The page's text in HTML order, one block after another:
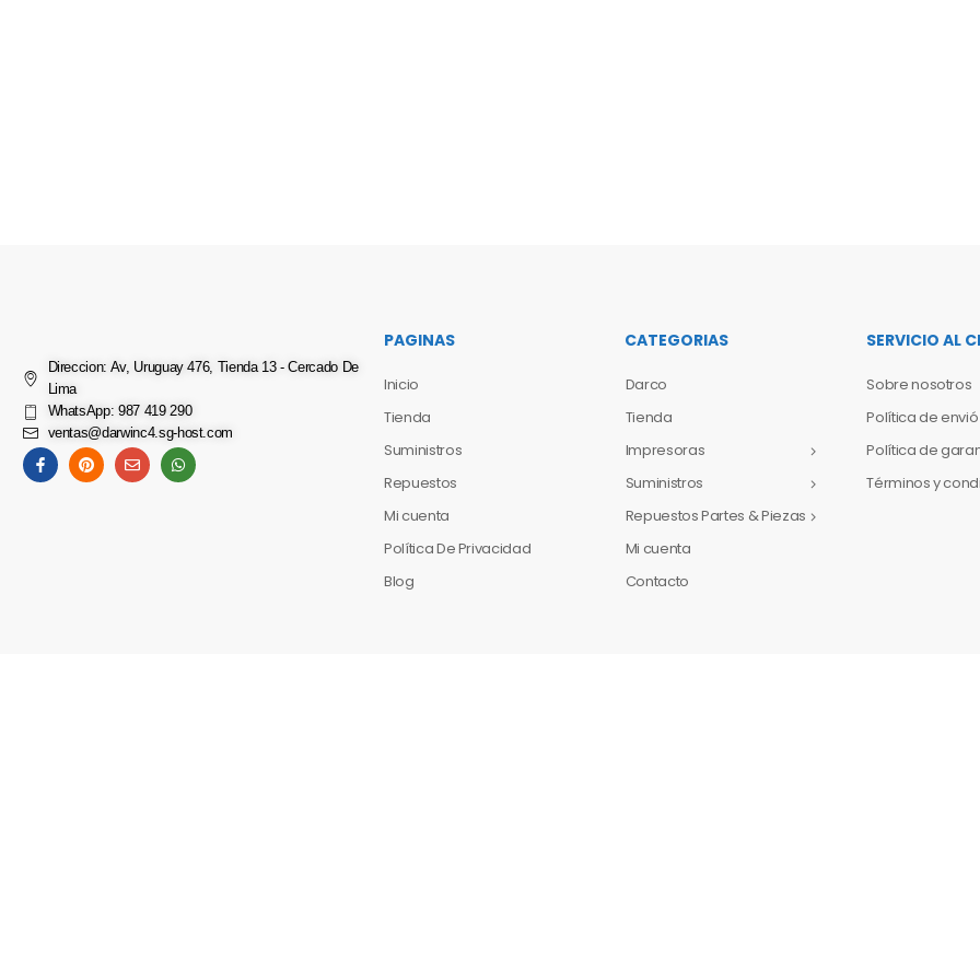
Direccion: Av, Uruguay 476, Tienda 13 - Cercado De
Lima
WhatsApp: 987 419 290
ventas@darwinc4.sg-host.com
PAGINAS
Inicio
Tienda
Suministros
Repuestos
Mi cuenta
Política De Privacidad
Blog
CATEGORIAS
Darco
Tienda
Impresoras
Suministros
Repuestos Partes & Piezas
Mi cuenta
Contacto
SERVICIO AL
Sobre nosotros
Política de envió
Política de
Términos y